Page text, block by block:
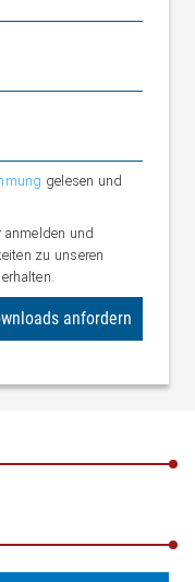
gelesen und
anmelden und
zu unseren
anfordern